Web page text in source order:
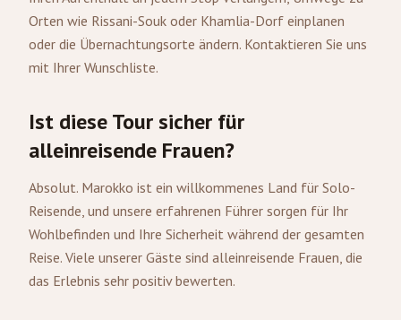
Orten wie Rissani-Souk oder Khamlia-Dorf einplanen
oder die Übernachtungsorte ändern. Kontaktieren Sie uns
mit Ihrer Wunschliste.
Ist diese Tour sicher für
alleinreisende Frauen?
Absolut. Marokko ist ein willkommenes Land für Solo-
Reisende, und unsere erfahrenen Führer sorgen für Ihr
Wohlbefinden und Ihre Sicherheit während der gesamten
Reise. Viele unserer Gäste sind alleinreisende Frauen, die
das Erlebnis sehr positiv bewerten.